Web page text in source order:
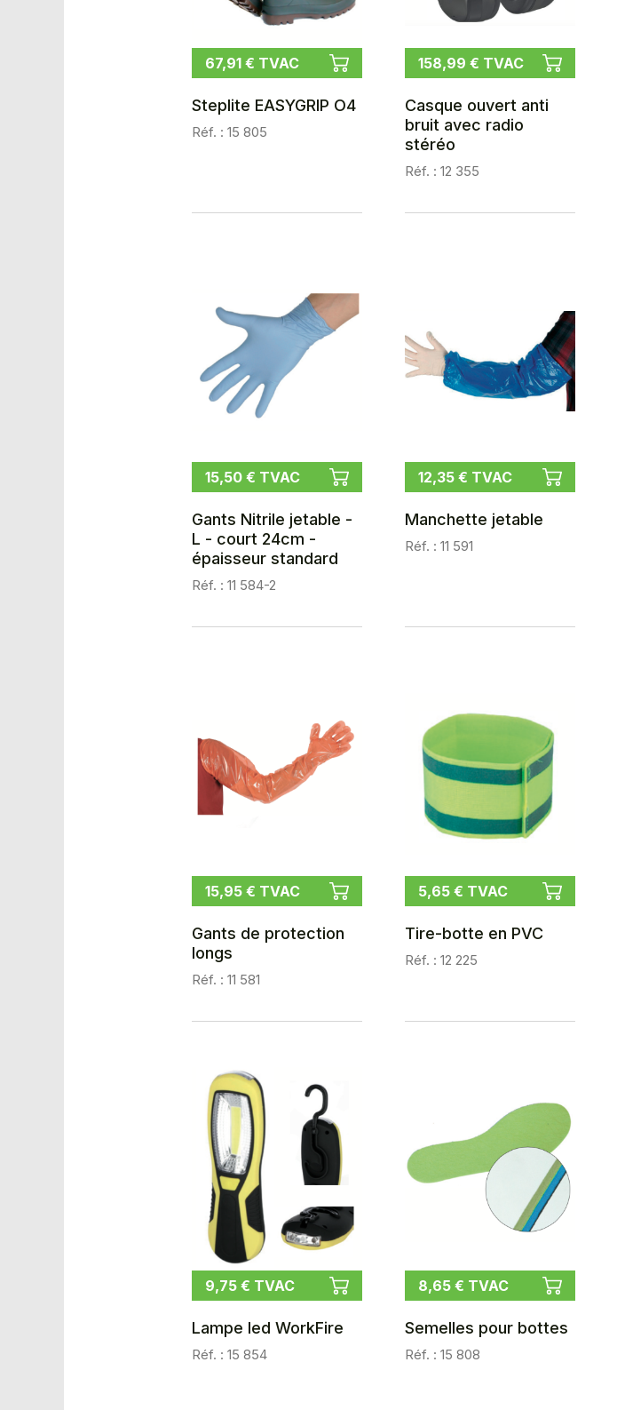
67,91 € TVAC
Steplite EASYGRIP O4
Réf. : 15 805
158,99 € TVAC
Casque ouvert anti
bruit avec radio
stéréo
Réf. : 12 355
15,50 € TVAC
Gants Nitrile jetable -
L - court 24cm -
épaisseur standard
Réf. : 11 584-2
12,35 € TVAC
Manchette jetable
Réf. : 11 591
15,95 € TVAC
Gants de protection
longs
Réf. : 11 581
5,65 € TVAC
Tire-botte en PVC
Réf. : 12 225
9,75 € TVAC
Lampe led WorkFire
Réf. : 15 854
8,65 € TVAC
Semelles pour bottes
Réf. : 15 808